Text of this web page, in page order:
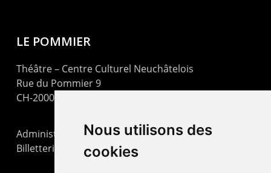
Nous utilisons des
cookies
LE POMMIER
Théâtre – Centre Culturel Neuchâtelois
Rue du Pommier 9
CH-2000 Neuchâtel
Administration : +41 32 725 03 03
Billetterie : +41 32 725 05 05